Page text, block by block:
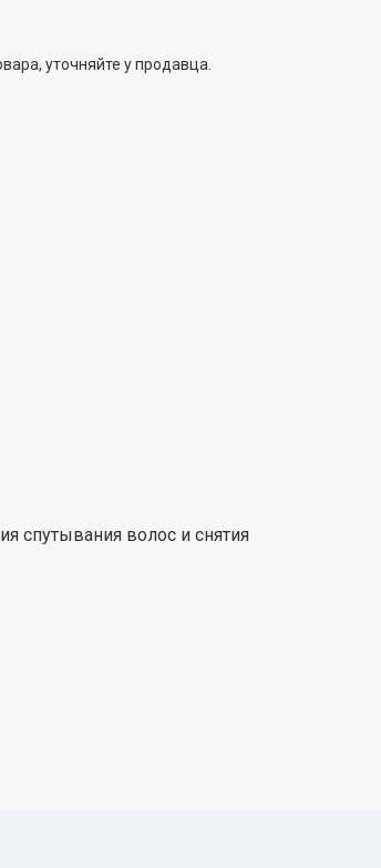
уточняйте у продавца.
спутывания волос и снятия